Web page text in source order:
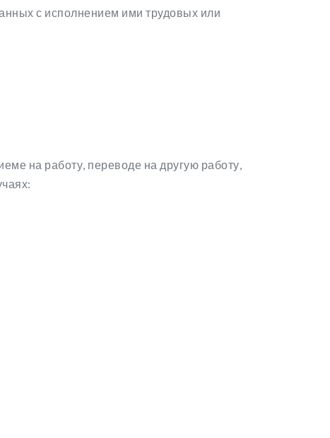
с исполнением ими трудовых или
на работу, переводе на другую работу,